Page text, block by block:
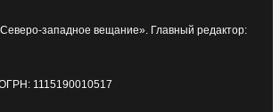
западное вещание». Главный редактор:
1115190010517